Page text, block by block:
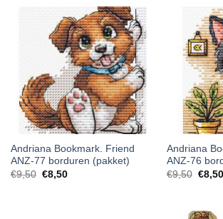
Andriana Bookmark. Friend
ANZ-77 borduren (pakket)
€9,50 €8,50
Andriana
ANZ-76
€9,50 €8,50